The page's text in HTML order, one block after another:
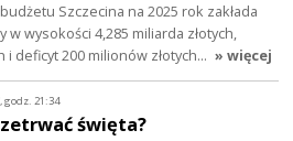
Szczecina na 2025 rok zakłada
w wysokości 4,285 miliarda złotych,
i deficyt 200 milionów złotych… » więcej
godz. 21:34
święta?